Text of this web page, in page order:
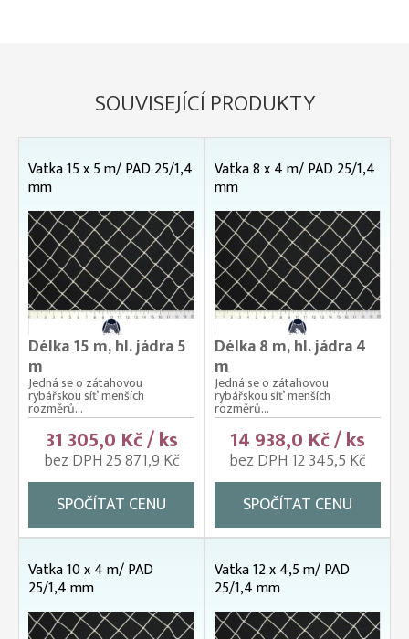
SOUVISEJÍCÍ PRODUKTY
Vatka 15 x 5 m/ PAD 25/1,4
mm
Délka 15 m, hl. jádra 5
m
Jedná se o zátahovou
rybářskou síť menších
rozměrů...
31 305,0 Kč / ks
bez DPH 25 871,9 Kč
SPOČÍTAT CENU
Vatka 8 x 4 m/ PAD 25/1,4
mm
Délka 8 m, hl. jádra 4
m
Jedná se o zátahovou
rybářskou síť menších
rozměrů...
14 938,0 Kč / ks
bez DPH 12 345,5 Kč
SPOČÍTAT CENU
Vatka 10 x 4 m/ PAD
25/1,4 mm
Vatka 12 x 4,5 m/ PAD
25/1,4 mm